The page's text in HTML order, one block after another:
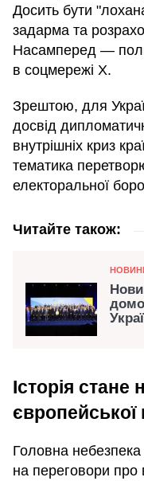
Досить бути
задарма та
Насамперед —
в соцмережі Х.
Зрештою, для
досвід
внутрішніх криз
тематика
електоральної
Читайте також:
Історія стане
європейської
Головна
на переговори про